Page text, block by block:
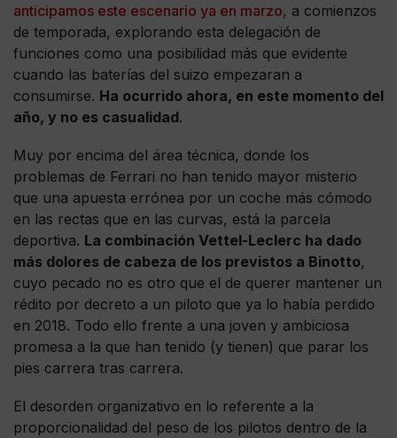
anticipamos este escenario ya en marzo, a comienzos
de temporada, explorando esta delegación de
funciones como una posibilidad más que evidente
cuando las baterías del suizo empezaran a
consumirse. Ha ocurrido ahora, en este momento del
año, y no es casualidad.
Muy por encima del área técnica, donde los
problemas de Ferrari no han tenido mayor misterio
que una apuesta errónea por un coche más cómodo
en las rectas que en las curvas, está la parcela
deportiva. La combinación Vettel-Leclerc ha dado
más dolores de cabeza de los previstos a Binotto,
cuyo pecado no es otro que el de querer mantener un
rédito por decreto a un piloto que ya lo había perdido
en 2018. Todo ello frente a una joven y ambiciosa
promesa a la que han tenido (y tienen) que parar los
pies carrera tras carrera.
El desorden organizativo en lo referente a la
proporcionalidad del peso de los pilotos dentro de la